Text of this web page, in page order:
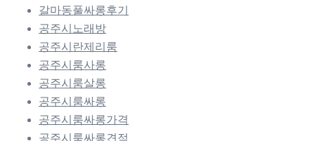
갈마동풀싸롱후기
공주시노래방
공주시란제리룸
공주시룸사롱
공주시룸살롱
공주시룸싸롱
공주시룸싸롱가격
공주시룸싸롱견적